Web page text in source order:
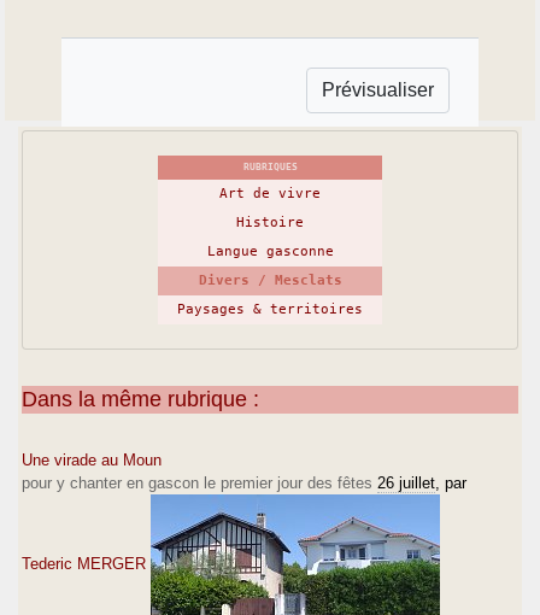
RUBRIQUES
Art de vivre
Histoire
Langue gasconne
Divers / Mesclats
Paysages & territoires
Dans la même rubrique :
Une virade au Moun
pour y chanter en gascon le premier jour des fêtes 26 juillet , par
Tederic MERGER